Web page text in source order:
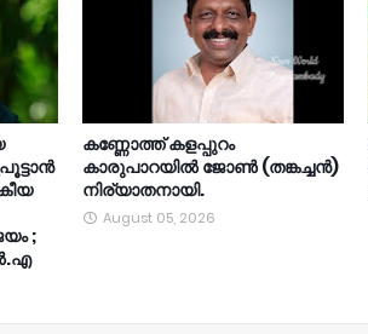
;
കണ്ണോത്ത് കളപ്പുറം
കാരുപാറയിൽ ജോൺ (തങ്കച്ചൻ)
നിര്യാതനായി.
August 05, 2026